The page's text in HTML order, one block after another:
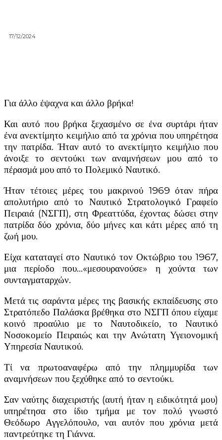
17/12/2024
Για άλλο έψαχνα και άλλο βρήκα!
Και αυτό που βρήκα ξεχασμένο σε ένα συρτάρι ήταν
ένα ανεκτίμητο κειμήλιο από τα χρόνια που υπηρέτησα
την πατρίδα. Ήταν αυτό το ανεκτίμητο κειμήλιο που
άνοιξε το σεντούκι των αναμνήσεων μου από το
πέρασμά μου από το Πολεμικό Ναυτικό.
Ήταν τέτοιες μέρες του μακρινού 1969 όταν πήρα
απολυτήριο από το Ναυτικό Στρατολογικό Γραφείο
Πειραιά (ΝΣΓΠ), στη Φρεαττύδα, έχοντας δώσει στην
πατρίδα δύο χρόνια, δύο μήνες και κάτι μέρες από τη
ζωή μου.
Είχα καταταγεί στο Ναυτικό τον Οκτώβριο του 1967,
μια περίοδο που…«μεσουρανούσε» η χούντα των
συνταγματαρχών.
Μετά τις σαράντα μέρες της βασικής εκπαίδευσης στο
Στρατόπεδο Παλάσκα βρέθηκα στο ΝΣΓΠ όπου είχαμε
κοινό προαύλιο με το Ναυτοδικείο, το Ναυτικό
Νοσοκομείο Πειραιώς και την Ανώτατη Υγειονομική
Υπηρεσία Ναυτικού.
Τί να πρωτοαναφέρω από την πλημμυρίδα των
αναμνήσεων που ξεχύθηκε από το σεντούκι.
Σαν ναύτης διαχειριστής (αυτή ήταν η ειδικότητά μου)
υπηρέτησα στο ίδιο τμήμα με τον πολύ γνωστό
Θεόδωρο Αγγελόπουλο, ναι αυτόν που χρόνια μετά
παντρεύτηκε τη Γιάννα.